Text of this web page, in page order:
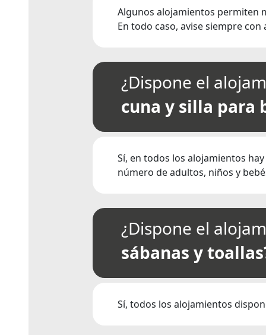
Algunos alojamientos permiten
En todo caso, avise siempre
¿Dispone el
cuna y silla para
Sí, en todos los alojamientos
número de adultos, niños y
¿Dispone el
sábanas y
Sí, todos los alojamientos